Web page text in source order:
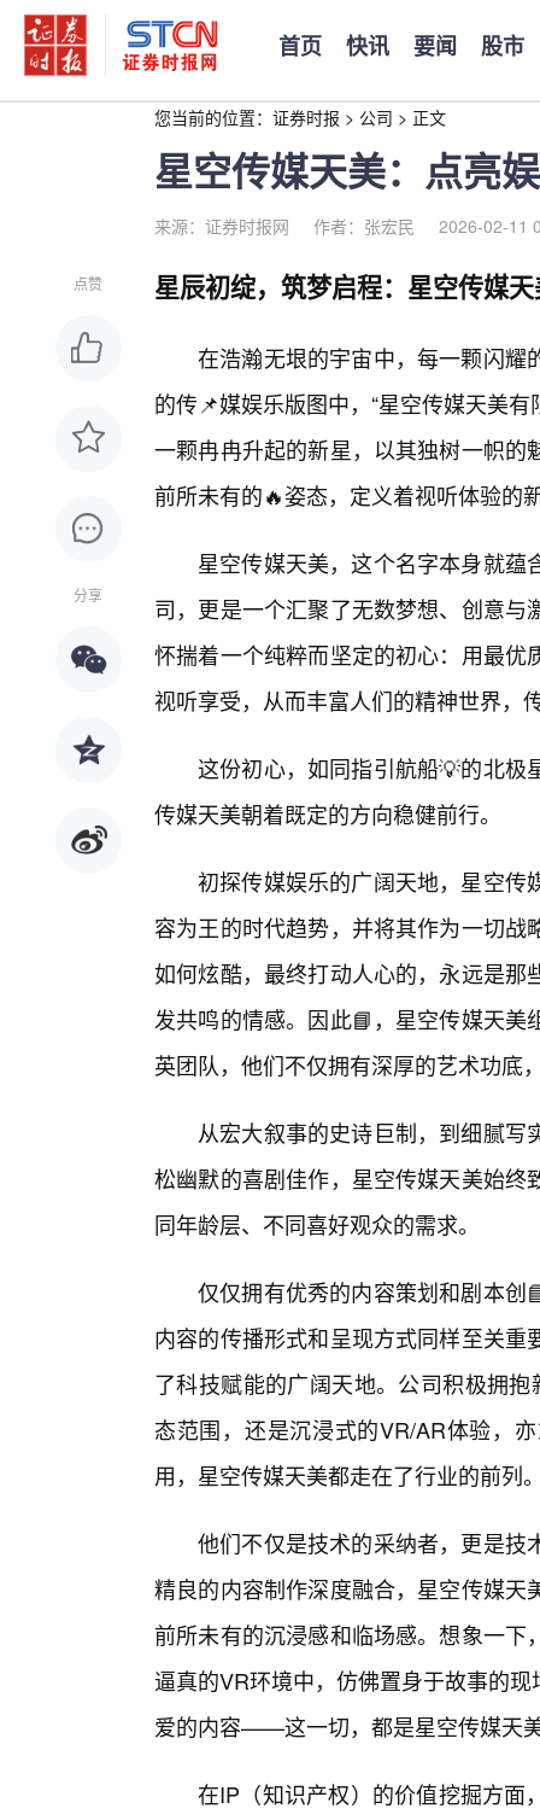
首页 快讯 要闻 股市
您当前的位置： 证券时报 > 公司 > 正文
星空传媒天美：点亮
来源：证券时报网 作者：张宏民 2026-02-11
点赞
分享
星辰初绽，筑梦启程：星空传媒
在浩瀚无垠的宇宙中，每一颗闪耀
的传📌媒娱乐版图中，“星空传媒天美
一颗冉冉升起的新星，以其独树一帜
前所未有的🔥姿态，定义着视听体验的
星空传媒天美，这个名字本身就
司，更是一个汇聚了无数梦想、创意
怀揣着一个纯粹而坚定的初心：用最
视听享受，从而丰富人们的精神世界，
这份初心，如同指引航船💡的北极
传媒天美朝着既定的方向稳健前行。
初探传媒娱乐的广阔天地，星空传
容为王的时代趋势，并将其作为一切
如何炫酷，最终打动人心的，永远是
发共鸣的情感。因此📘，星空传媒天
英团队，他们不仅拥有深厚的艺术功底
从宏大叙事的史诗巨制，到细腻
松幽默的喜剧佳作，星空传媒天美始
同年龄层、不同喜好观众的需求。
仅仅拥有优秀的内容策划和剧本创
内容的传播形式和呈现方式同样至关
了科技赋能的广阔天地。公司积极拥
态范围，还是沉浸式的VR/AR体验，
用，星空传媒天美都走在了行业的前列
他们不仅是技术的采纳者，更是技
精良的内容制作深度融合，星空传媒
前所未有的沉浸感和临场感。想象一
逼真的VR环境中，仿佛置身于故事的
爱的内容——这一切，都是星空传媒天
在IP（知识产权）的价值挖掘方面